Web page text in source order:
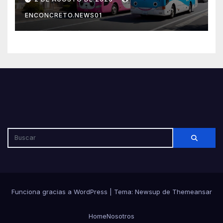
por su seguridad y disciplina
ENCONCRETO.NEWS01
Funciona gracias a WordPress Tema: Newsup de Themeansar
HomeNosotros